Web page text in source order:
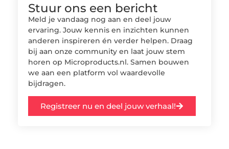
Stuur ons een bericht
Meld je vandaag nog aan en deel jouw
ervaring. Jouw kennis en inzichten kunnen
anderen inspireren én verder helpen. Draag
bij aan onze community en laat jouw stem
horen op Microproducts.nl. Samen bouwen
we aan een platform vol waardevolle
bijdragen.
Registreer nu en deel jouw verhaal!